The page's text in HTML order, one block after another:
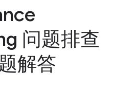
问题排查
解答